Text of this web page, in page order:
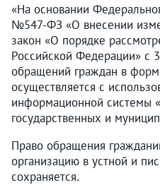
«На основании
№547-ФЗ «О внесении
закон «О порядке
Российской Федерации» с
обращений граждан в
осуществляется с
информационной системы
государственных и
Право обращения
организацию в устной и
сохраняется.